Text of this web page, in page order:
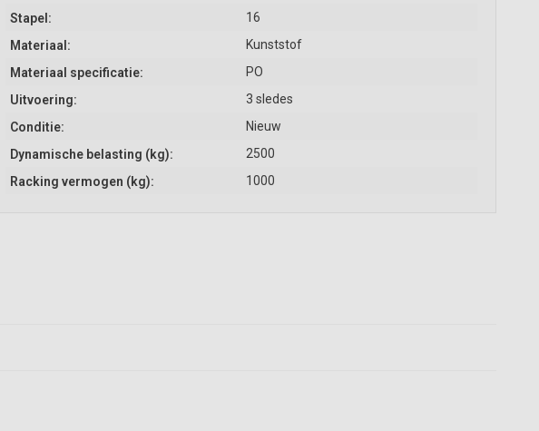
Stapel:
16
Materiaal:
Kunststof
Materiaal specificatie:
PO
Uitvoering:
3 sledes
Conditie:
Nieuw
Dynamische belasting (kg):
2500
Racking vermogen (kg):
1000